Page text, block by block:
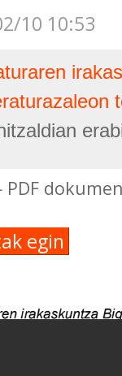
10 10:53
egin